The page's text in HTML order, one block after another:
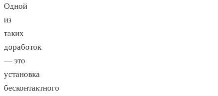
Одной
из
таких
доработок
— это
установка
бесконтактного